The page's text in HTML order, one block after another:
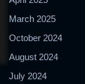
March 2025
October 2024
August 2024
July 2024